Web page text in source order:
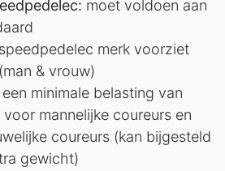
moet voldoen aan
merk voorziet
& vrouw)
minimale belasting van
mannelijke coureurs en
coureurs (kan bijgesteld
gewicht)